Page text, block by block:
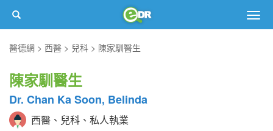
醫德網
西醫 兒科 陳家馴醫生
陳家馴醫生
Dr. Chan Ka Soon, Belinda
西醫、兒科、私人執業